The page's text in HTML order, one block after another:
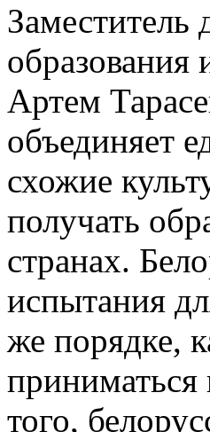
Заместитель
образования
Артем
объединяет
схожие
получать
странах.
испытания
же порядке,
того,